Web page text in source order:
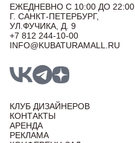
ЕЖЕДНЕВНО С 10:00 ДО 22:00
Г. САНКТ-ПЕТЕРБУРГ,
УЛ.ФУЧИКА, Д. 9
+7 812 244-10-00
INFO@KUBATURAMALL.RU
КЛУБ ДИЗАЙНЕРОВ
КОНТАКТЫ
АРЕНДА
РЕКЛАМА